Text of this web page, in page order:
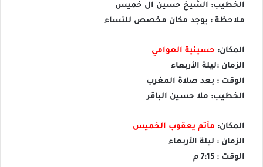
الخطيب: الشيخ حسين ال خميس
ملاحظة : يوجد مكان مخصص للنساء
المكان: حسينية العوامي
الزمان :ليلة الأربعاء
الوقت : بعد صلاة المغرب
الخطيب: ملا حسين الباقر
المكان: مأتم يعقوب الخميس
الزمان : ليلة الأربعاء
الوقت : 7:15 م